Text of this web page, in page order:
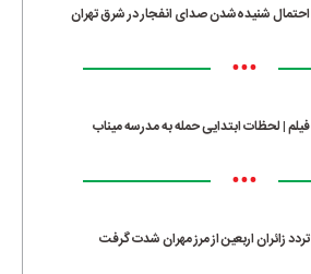
احتمال شنیده‌شدن صدای انفجار در شرق تهران
•••
فیلم | لحظات ابتدایی حمله به مدرسه میناب
•••
تردد زائران اربعین از مرز مهران شدت گرفت